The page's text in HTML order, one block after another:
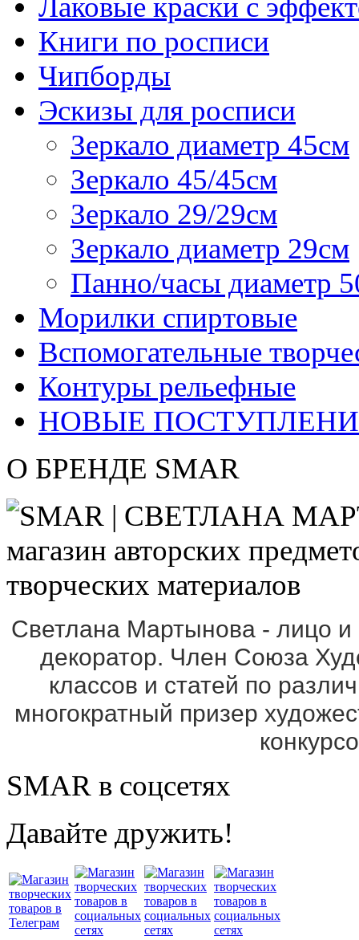
Лаковые краски с
Книги по росписи
Чипборды
Эскизы для росписи
Зеркало диаметр 45см
Зеркало 45/45см
Зеркало 29/29см
Зеркало диаметр 29см
Панно/часы диаметр
Морилки спиртовые
Вспомогательные
Контуры рельефные
НОВЫЕ
О БРЕНДЕ SMAR
Светлана Мартынова - лицо
декоратор. Член Союза
классов и статей по
многократный призер
SMAR в соцсетях
Давайте дружить!